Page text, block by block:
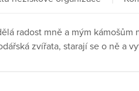
radost mně a mým kámošům
zvířata, starají se o ně a